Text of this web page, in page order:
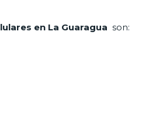
en La Guaraguason: